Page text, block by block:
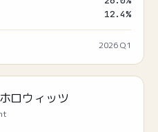
12.4%
2026 Q1
ロウィッツ